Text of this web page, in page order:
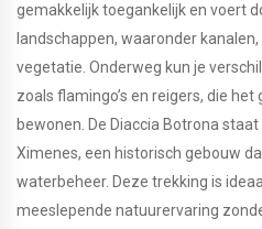
gemakkelijk toegankelijk en voert
landschappen, waaronder
vegetatie. Onderweg kun je
zoals flamingo’s en reigers, die
bewonen. De Diaccia Botrona
Ximenes, een historisch gebouw
waterbeheer. Deze trekking is
meeslepende natuurervaring